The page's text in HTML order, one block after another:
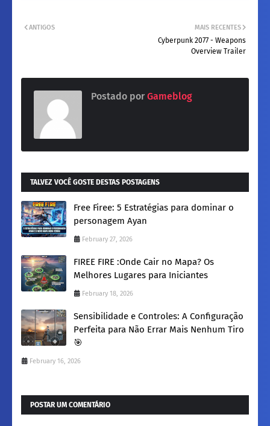
MAIS RECENTES
Cyberpunk 2077 - Weapons
Overview Trailer
ANTIGOS
Postado por Gameblog
TALVEZ VOCÊ GOSTE DESTAS POSTAGENS
Free Firee: 5 Estratégias para dominar o
personagem Ayan
February 27, 2026
FIREE FIRE :​Onde Cair no Mapa? Os
Melhores Lugares para Iniciantes
February 18, 2026
Sensibilidade e Controles: A Configuração
Perfeita para Não Errar Mais Nenhum Tiro
🎯
February 16, 2026
POSTAR UM COMENTÁRIO